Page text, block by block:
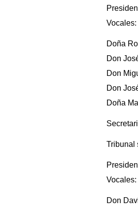
Vocales:
Doña
Don
Don
Don
Doña
Tribunal
Vocales:
Don